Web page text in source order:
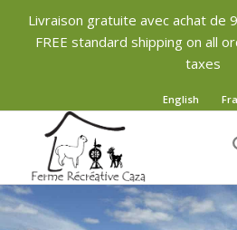
Livraison gratuite avec achat de
FREE standard shipping on all
taxes
English